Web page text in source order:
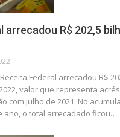
arrecadou R$ 202,5
Federal arrecadou R$
valor que representa
com julho de 2021. No
ano, o total arrecadado ficou…